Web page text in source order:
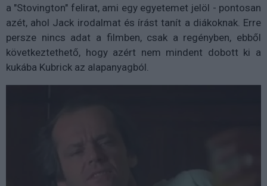
a "Stovington" felirat, ami egy egyetemet jelöl - pontosan
azét, ahol Jack irodalmat és írást tanít a diákoknak. Erre
persze nincs adat a filmben, csak a regényben, ebből
következtethető, hogy azért nem mindent dobott ki a
kukába Kubrick az alapanyagból.